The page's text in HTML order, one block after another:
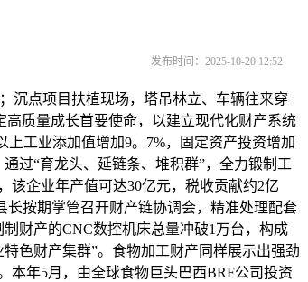
发布时间：2025-10-20 12:52
点项目扶植现场，塔吊林立、车辆往来穿
质量成长首要使命，以建立现代化财产系统
工业添加值增加9。7%，固定资产投资增加
过“育龙头、延链条、堆积群”，全力锻制工
该企业年产值可达30亿元，税收贡献约2亿
长按期掌管召开财产链协调会，精准处理配套
财产的CNC数控机床总量冲破1万台，构成
色财产集群”。食物加工财产同样展示出强劲
本年5月，由全球食物巨头巴西BRF公司投资